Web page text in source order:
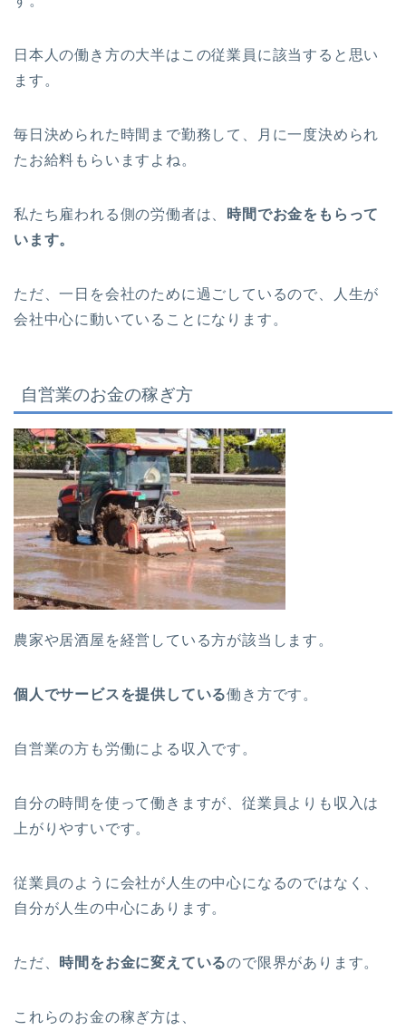
日本人の働き方の大半はこの従業員に該当すると思い
ます。
毎日決められた時間まで勤務して、月に一度決められ
たお給料もらいますよね。
私たち雇われる側の労働者は、
時間でお金をもらって
います。
ただ、一日を会社のために過ごしているので、人生が
会社中心に動いていることになります。
自営業のお金の稼ぎ方
農家や居酒屋を経営している方が該当します。
個人でサービスを提供している働き方です。
自営業の方も労働による収入です。
自分の時間を使って働きますが、従業員よりも収入は
上がりやすいです。
従業員のように会社が人生の中心になるのではなく、
自分が人生の中心にあります。
ただ、 時間をお金に変えているので限界があります。
これらのお金の稼ぎ方は、